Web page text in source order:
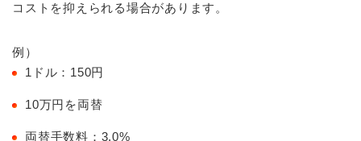
コストを抑えられる場合があります。
例）
1ドル：150円
10万円を両替
両替手数料：3.0%